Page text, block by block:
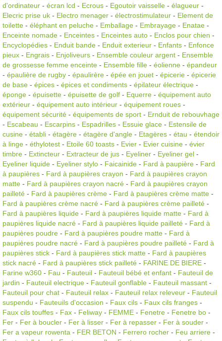
d'ordinateur - écran lcd - Ecrous - Egoutoir vaisselle - élagueur -
Elecric prise uk - Electro menager - électrostimulateur - Element de
toilette - éléphant en peluche - Emballage - Embrayage - Enatae -
Enceinte nomade - Enceintes - Enceintes auto - Enclos pour chien -
Encyclopédies - Enduit bande - Enduit exterieur - Enfants - Enfonce
pieux - Engrais - Enjoliveurs - Ensemble couleur argent - Ensemble
de grossesse femme enceinte - Ensemble fille - éolienne - épandeur
- épaulière de rugby - épaulirère - épée en jouet - épicerie - épicerie
de base - épices - épices et condiments - épilateur électrique -
éponge - épuisette - épuisette de golf - Equerre - équipement auto
extérieur - équipement auto intérieur - équipement roues -
équipement sécurité - équipements de sport - Ernduit de rebouvhage
- Escabeau - Escarpins - Espadrilles - Essuie glace - Estensile de
cusine - établi - étagère - étagère d'angle - Etagères - étau - étendoir
à linge - éthylotest - Etoile 60 toasts - Evier - Evier cuisine - évier
timbre - Extincteur - Extracteur de jus - Eyeliner - Eyeliner gel -
Eyeliner liquide - Eyeliner stylo - Faicainide - Fard à paupière - Fard
à paupières - Fard à paupières crayon - Fard à paupières crayon
matte - Fard à paupières crayon nacré - Fard à paupières crayon
pailleté - Fard à paupières crème - Fard à paupières crème matte -
Fard à paupières crème nacré - Fard à paupières crème pailleté -
Fard à paupières liquide - Fard à paupières liquide matte - Fard à
paupières liquide nacré - Fard à paupières liquide pailleté - Fard à
paupières poudre - Fard à paupières poudre matte - Fard à
paupières poudre nacré - Fard à paupières poudre pailleté - Fard à
paupières stick - Fard à paupières stick matte - Fard à paupières
stick nacré - Fard à paupières stick pailleté - FARINE DE BIERE -
Farine w360 - Fau - Fauteuil - Fauteuil bébé et enfant - Fauteuil de
jardin - Fauteuil electrique - Fauteuil gonflable - Fauteuil massant -
Fauteuil pour chat - Fauteuil relax - Fauteuil relax releveur - Fauteuil
suspendu - Fauteuils d'occasion - Faux cils - Faux cils franges -
Faux cils touffes - Fax - Feliway - FEMME - Fenetre - Fenetre bo -
Fer - Fer à boucler - Fer à lisser - Fer à repasser - Fer à souder -
Fer a vapeur rowenta - FER BETON - Ferrero rocher - Feu arriere -